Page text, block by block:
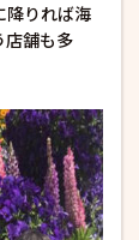
降りれば海
店舗も多